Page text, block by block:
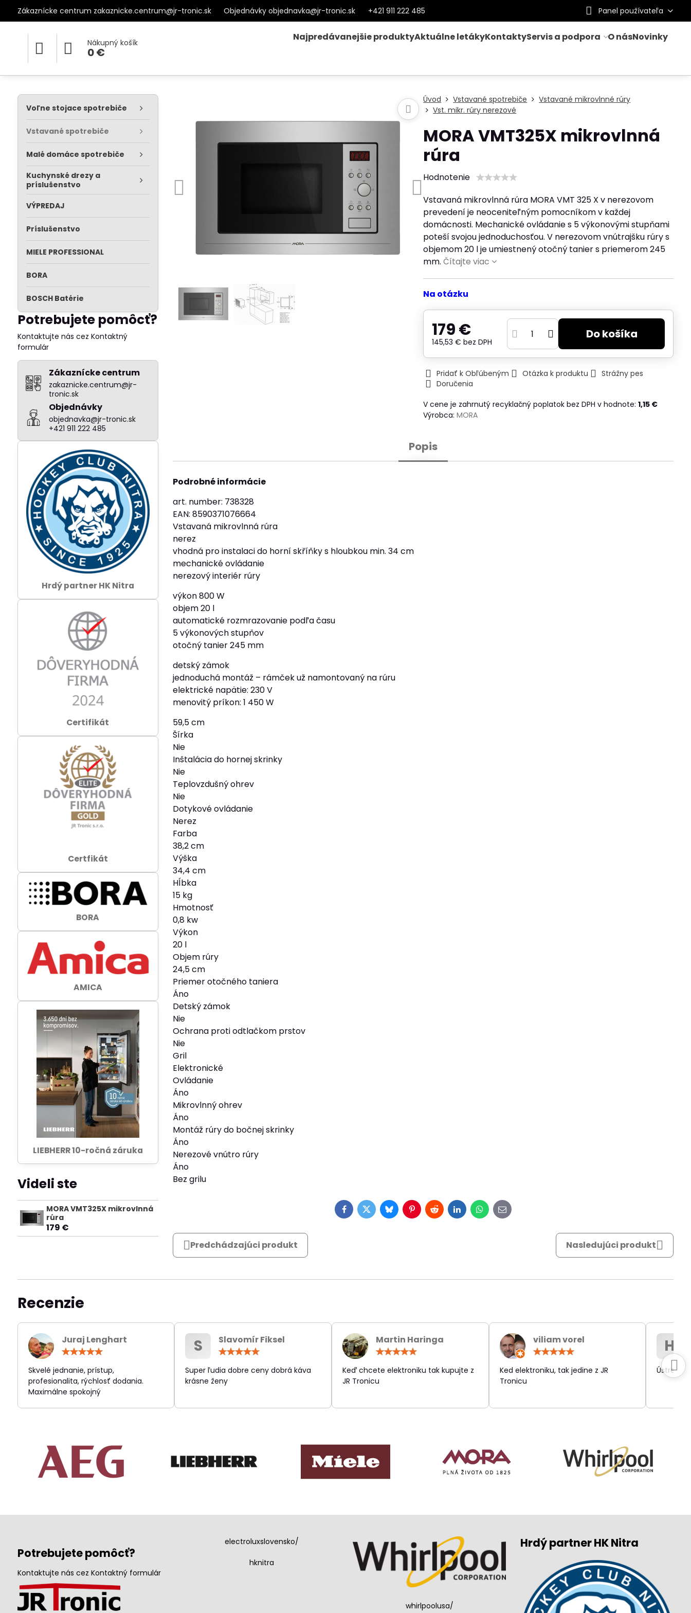
Zákaznícke centrum zakaznicke.centrum@jr-tronic.sk Objednávky objednavka@jr-tronic.sk +421 911 222 485 Panel používateľa
Nákupný košík
0 €
Najpredávanejšie produktyAktuálne letákyKontaktyServis a podpora O násNovinky
Úvod Vstavané spotrebiče
Vstavané mikrovlnné rúry
Vst. mikr. rúry nerezové
MORA VMT325X mikrovlnná
rúra
Hodnotenie
Vstavaná mikrovlnná rúra MORA VMT 325 X v nerezovom
prevedení je neoceniteľným pomocníkom v každej
domácnosti. Mechanické ovládanie s 5 výkonovými stupňami
poteší svojou jednoduchosťou. V nerezovom vnútrajšku rúry s
objemom 20 l je umiestnený otočný tanier s priemerom 245
mm.Čítajte viac
Na otázku
179 €
145,53 €bez DPH
Do košíka
Pridať k Obľúbeným Otázka k produktu
Strážny pes
Doručenia
V cene je zahrnutý recyklačný poplatok bez DPH v hodnote:1,15 €
Výrobca:MORA
Popis
Podrobné informácie
art. number: 738328
EAN: 8590371076664
Vstavaná mikrovlnná rúra
nerez
vhodná pro instalaci do horní skříňky s hloubkou min. 34 cm
mechanické ovládanie
nerezový interiér rúry
výkon 800 W
objem 20 l
automatické rozmrazovanie podľa času
5 výkonových stupňov
otočný tanier 245 mm
detský zámok
jednoduchá montáž – rámček už namontovaný na rúru
elektrické napätie: 230 V
menovitý príkon: 1 450 W
59,5 cm
Šírka
Nie
Inštalácia do hornej skrinky
Nie
Teplovzdušný ohrev
Nie
Dotykové ovládanie
Nerez
Farba
38,2 cm
Výška
34,4 cm
Hĺbka
15 kg
Hmotnosť
0,8 kw
Výkon
20 l
Objem rúry
24,5 cm
Priemer otočného taniera
Áno
Detský zámok
Nie
Ochrana proti odtlačkom prstov
Nie
Gril
Elektronické
Ovládanie
Áno
Mikrovlnný ohrev
Áno
Montáž rúry do bočnej skrinky
Áno
Nerezové vnútro rúry
Áno
Bez grilu
Facebook
TwitterBlueskyPinterest
RedditLinkedInWhatsApp
E-
mail
Predchádzajúci produkt Nasledujúci produkt
Voľne stojace spotrebiče
Vstavané spotrebiče
Malé domáce spotrebiče
Kuchynské drezy a
príslušenstvo
VÝPREDAJ
Príslušenstvo
MIELE PROFESSIONAL
BORA
BOSCH Batérie
Potrebujete pomôcť?
Kontaktujte nás cez Kontaktný
formulár
Zákaznícke centrum
zakaznicke.centrum@jr-
tronic.sk
Objednávky
objednavka@jr-tronic.sk
+421 911 222 485
Hrdý partner HK Nitra
Certifikát
Certfikát
BORA
AMICA
LIEBHERR 10-ročná záruka
Videli ste
MORA VMT325X mikrovlnná
rúra
179 €
Recenzie
Juraj Lenghart
Skvelé jednanie, prístup,
profesionalita, rýchlosť dodania.
Maximálne spokojný
S
Slavomír Fiksel
/
5
Super ľudia dobre ceny dobrá káva
krásne ženy
Martin Haringa
/
5
Keď chcete elektroniku tak kupujte z
JR Tronicu
viliam vorel
/
5
Ked elektroniku, tak jedine z JR
Tronicu
H
Potrebujete pomôcť?
Kontaktujte nás cez Kontaktný formulár
electroluxslovensko/
hknitra
whirlpoolusa/
Hrdý partner HK Nitra